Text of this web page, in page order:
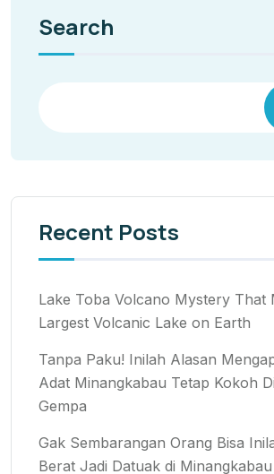
Search
Recent Posts
Lake Toba Volcano Mystery That
Largest Volcanic Lake on Earth
Tanpa Paku! Inilah Alasan
Adat Minangkabau Tetap Kokoh
Gempa
Gak Sembarangan Orang Bisa
Berat Jadi Datuak di